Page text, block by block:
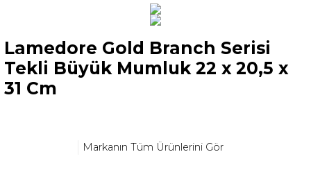
Lamedore Gold Branch Serisi
Tekli Büyük Mumluk 22 x 20,5 x
31 Cm
Markanın Tüm Ürünlerini Gör